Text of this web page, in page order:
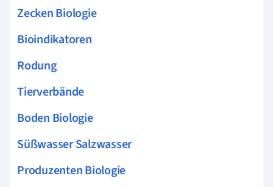
Zecken Biologie
Bioindikatoren
Rodung
Tierverbände
Boden Biologie
Süßwasser Salzwasser
Produzenten Biologie